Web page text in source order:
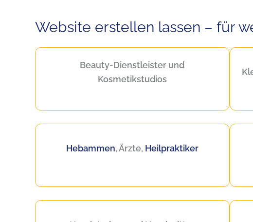
Website erstellen lassen – für
Beauty-Dienstleister und
Kosmetikstudios
Hebammen, Ärzte, Heilpraktiker